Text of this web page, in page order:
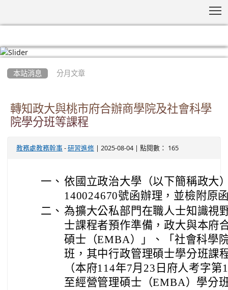
本站消息 分月文章
轉知政大與桃市府合辦商學院及社會科學
院學分班等課程
教務處教務幹事 - 研習進修 | 2025-08-04 | 點閱數： 165
一、 依國立政治大學（以下簡稱政大
140024670號函辦理，並檢附原
二、 為擴大公私部門在職人士知識視
士課程者預作準備，政大與本府
碩士（EMBA）」、「社會科學
班，其中行政管理碩士學分班課
（本府114年7月23日府人考字
至經營管理碩士（EMBA）學分